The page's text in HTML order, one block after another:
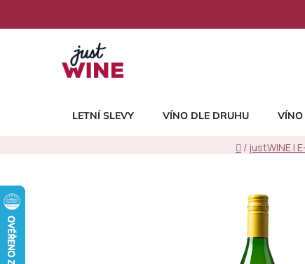
LETNÍ SLEVY VÍNO DLE DRUHU VÍNO
Domů
/ justWINE |